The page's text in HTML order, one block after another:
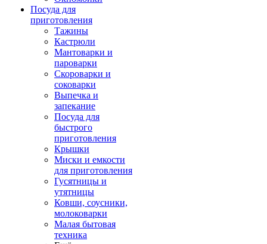
Посуда для
приготовления
Тажины
Кастрюли
Мантоварки и
пароварки
Скороварки и
соковарки
Выпечка и
запекание
Посуда для
быстрого
приготовления
Крышки
Миски и емкости
для приготовления
Гусятницы и
утятницы
Ковши, соусники,
молоковарки
Малая бытовая
техника